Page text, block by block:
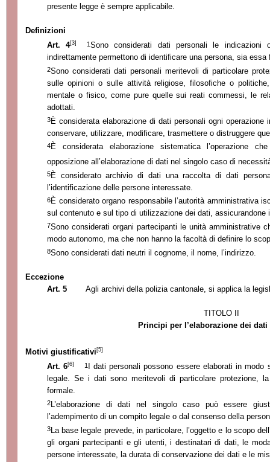
presente legge è sempre applicabile.
Definizioni
Art. 4[3] 1Sono considerati dati personali le indicazioni
indirettamente permettono di identificare una persona, sia
2Sono considerati dati personali meritevoli di particolare
sulle opinioni o sulle attività religiose, filosofiche o
mentale o fisico, come pure quelle sui reati commessi, le
adottati.
3È considerata elaborazione di dati personali ogni operazione
conservare, utilizzare, modificare, trasmettere o distruggere
4È considerata elaborazione sistematica l’operazione
opposizione all’elaborazione di dati nel singolo caso di
5È considerato archivio di dati una raccolta di dati
l’identificazione delle persone interessate.
6È considerato organo responsabile l’autorità amministrativa
sul contenuto e sul tipo di utilizzazione dei dati, assicurandone
7Sono considerati organi partecipanti le unità amministrative
modo autonomo, ma che non hanno la facoltà di definire lo
8Sono considerati dati neutri il cognome, il nome, l’indirizzo.
Eccezione
Art. 5
Agli archivi della polizia cantonale, si applica la
TITOLO II
Principi per l’elaborazione dei
Motivi giustificativi[5]
Art. 6[6] 1I dati personali possono essere elaborati in modo
legale. Se i dati sono meritevoli di particolare protezione,
formale.
2L’elaborazione di dati nel singolo caso può essere
l’adempimento di un compito legale o dal consenso della
3La base legale prevede, in particolare, l’oggetto e lo scopo
gli organi partecipanti e gli utenti, i destinatari di dati, le
persone interessate, la durata di conservazione dei dati e le